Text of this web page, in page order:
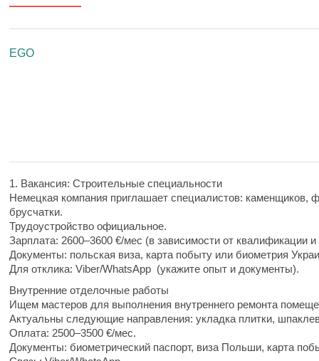
EGO
1. Вакансия: Строительные специальности
Немецкая компания приглашает специалистов: каменщиков,
брусчатки.
Трудоустройство официальное.
Зарплата: 2600–3600 €/мес (в зависимости от квалификации и
Документы: польская виза, карта побыту или биометрия
Для отклика: Viber/WhatsApp (укажите опыт и документы).
Внутренние отделочные работы
Ищем мастеров для выполнения внутреннего ремонта
Актуальны следующие направления: укладка плитки,
Оплата: 2500–3500 €/мес.
Документы: биометрический паспорт, виза Польши, карта